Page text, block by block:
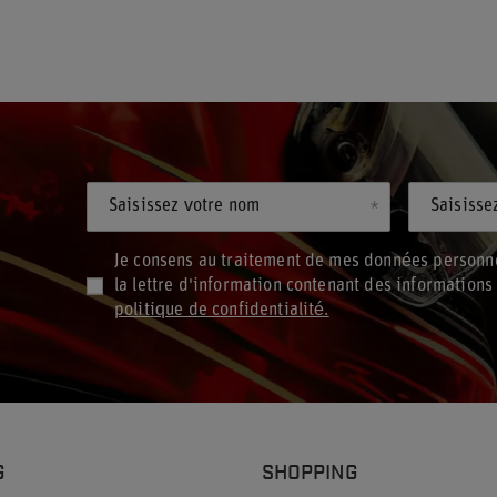
Saisissez votre nom
Je consens au traitement de mes données
la lettre d'information contenant des
politique de confidentialité.
SHOPPING